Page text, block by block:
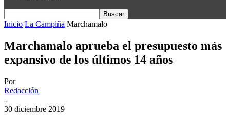
Inicio La Campiña Marchamalo
Marchamalo aprueba el presupuesto más
expansivo de los últimos 14 años
Por
Redacción
-
30 diciembre 2019